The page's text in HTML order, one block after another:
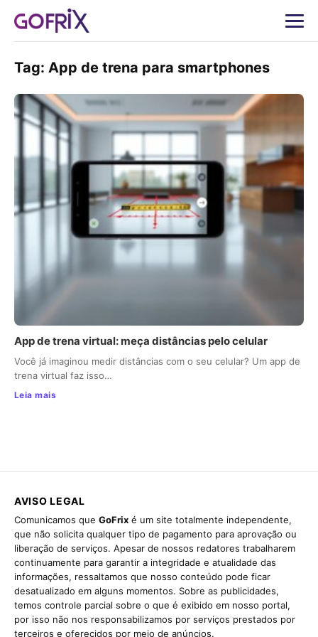
Tag: App de trena para smartphones
App de trena virtual: meça distâncias pelo celular
Você já imaginou medir distâncias com o seu celular? Um app de
trena virtual faz isso…
Leia mais
AVISO LEGAL
Comunicamos que GoFrix é um site totalmente independente,
que não solicita qualquer tipo de pagamento para aprovação ou
liberação de serviços. Apesar de nossos redatores trabalharem
continuamente para garantir a integridade e atualidade das
informações, ressaltamos que nosso conteúdo pode ficar
desatualizado em alguns momentos. Sobre as publicidades,
temos controle parcial sobre o que é exibido em nosso portal,
por isso não nos responsabilizamos por serviços prestados por
terceiros e oferecidos por meio de anúncios.